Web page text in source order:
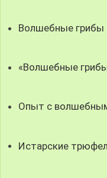
Волшебные грибы
«Волшебные
Опыт с
Истарские